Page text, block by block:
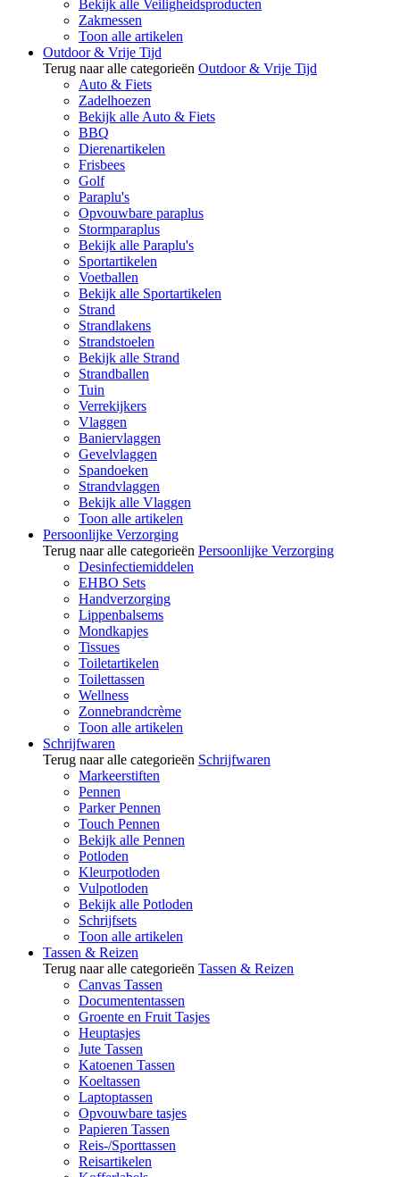
Bekijk alle Veiligheidsproducten
Zakmessen
Toon alle artikelen
Outdoor & Vrije Tijd
Terug naar alle categorieën Outdoor & Vrije Tijd
Auto & Fiets
Zadelhoezen
Bekijk alle Auto & Fiets
BBQ
Dierenartikelen
Frisbees
Golf
Paraplu's
Opvouwbare paraplus
Stormparaplus
Bekijk alle Paraplu's
Sportartikelen
Voetballen
Bekijk alle Sportartikelen
Strand
Strandlakens
Strandstoelen
Bekijk alle Strand
Strandballen
Tuin
Verrekijkers
Vlaggen
Baniervlaggen
Gevelvlaggen
Spandoeken
Strandvlaggen
Bekijk alle Vlaggen
Toon alle artikelen
Persoonlijke Verzorging
Terug naar alle categorieën Persoonlijke Verzorging
Desinfectiemiddelen
EHBO Sets
Handverzorging
Lippenbalsems
Mondkapjes
Tissues
Toiletartikelen
Toilettassen
Wellness
Zonnebrandcrème
Toon alle artikelen
Schrijfwaren
Terug naar alle categorieën Schrijfwaren
Markeerstiften
Pennen
Parker Pennen
Touch Pennen
Bekijk alle Pennen
Potloden
Kleurpotloden
Vulpotloden
Bekijk alle Potloden
Schrijfsets
Toon alle artikelen
Tassen & Reizen
Terug naar alle categorieën Tassen & Reizen
Canvas Tassen
Documententassen
Groente en Fruit Tasjes
Heuptasjes
Jute Tassen
Katoenen Tassen
Koeltassen
Laptoptassen
Opvouwbare tasjes
Papieren Tassen
Reis-/Sporttassen
Reisartikelen